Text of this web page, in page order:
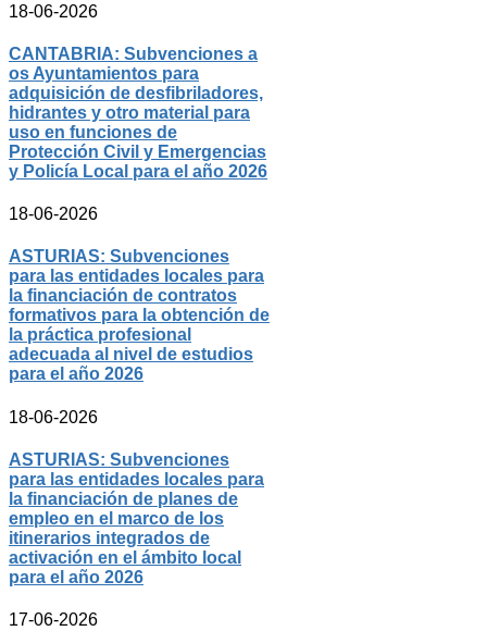
18-06-2026
CANTABRIA: Subvenciones a
os Ayuntamientos para
adquisición de desfibriladores,
hidrantes y otro material para
uso en funciones de
Protección Civil y Emergencias
y Policía Local para el año 2026
18-06-2026
ASTURIAS: Subvenciones
para las entidades locales para
la financiación de contratos
formativos para la obtención de
la práctica profesional
adecuada al nivel de estudios
para el año 2026
18-06-2026
ASTURIAS: Subvenciones
para las entidades locales para
la financiación de planes de
empleo en el marco de los
itinerarios integrados de
activación en el ámbito local
para el año 2026
17-06-2026